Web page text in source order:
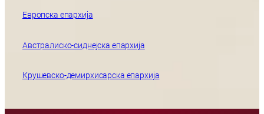
Европска епархија
Австралиско-сиднејска епархија
Крушевско-демирхисарска епархија